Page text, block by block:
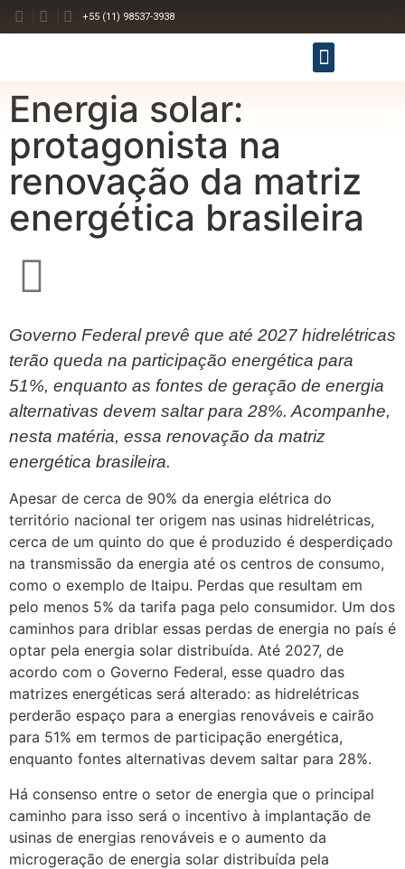
+55 (11) 98537-3938
Energia solar:
protagonista na
renovação da matriz
energética brasileira
Governo Federal prevê que até 2027 hidrelétricas
terão queda na participação energética para
51%, enquanto as fontes de geração de energia
alternativas devem saltar para 28%. Acompanhe,
nesta matéria, essa renovação da matriz
energética brasileira.
Apesar de cerca de 90% da energia elétrica do
território nacional ter origem nas usinas hidrelétricas,
cerca de um quinto do que é produzido é desperdiçado
na transmissão da energia até os centros de consumo,
como o exemplo de Itaipu. Perdas que resultam em
pelo menos 5% da tarifa paga pelo consumidor. Um dos
caminhos para driblar essas perdas de energia no país é
optar pela energia solar distribuída. Até 2027, de
acordo com o Governo Federal, esse quadro das
matrizes energéticas será alterado: as hidrelétricas
perderão espaço para a energias renováveis e cairão
para 51% em termos de participação energética,
enquanto fontes alternativas devem saltar para 28%.
Há consenso entre o setor de energia que o principal
caminho para isso será o incentivo à implantação de
usinas de energias renováveis e o aumento da
microgeração de energia solar distribuída pela